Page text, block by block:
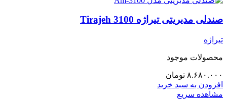
صندلی مدیریتی تیراژه Tirajeh 3100
تیراژه
محصولات موجود
۸.۶۸۰.۰۰۰ تومان
افزودن به سبد خرید
مشاهده سریع